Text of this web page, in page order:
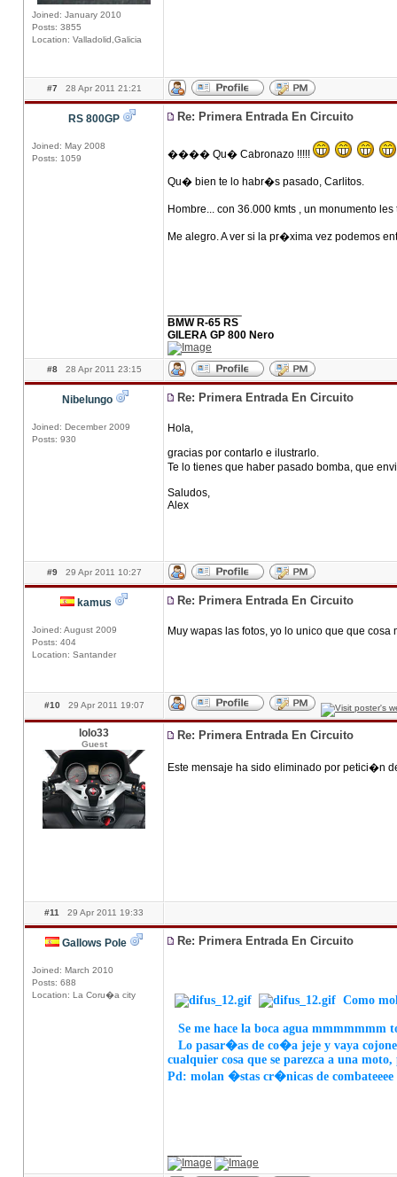
Joined: January 2010
Posts: 3855
Location: Valladolid,Galicia
#7 28 Apr 2011 21:21
RS 800GP
Joined: May 2008
Posts: 1059
Re: Primera Entrada En Circuito
���� Qu� Cabronazo !!!!!
Qu� bien te lo habr�s pasado, Carlitos.
Hombre... con 36.000 kmts , un monumento
Me alegro. A ver si la pr�xima vez podemos
BMW R-65 RS
GILERA GP 800 Nero
#8 28 Apr 2011 23:15
Nibelungo
Joined: December 2009
Posts: 930
Re: Primera Entrada En Circuito
Hola,
gracias por contarlo e ilustrarlo.
Te lo tienes que haber pasado bomba, que
Saludos,
Alex
#9 29 Apr 2011 10:27
kamus
Joined: August 2009
Posts: 404
Location: Santander
Re: Primera Entrada En Circuito
Muy wapas las fotos, yo lo unico que que
#10 29 Apr 2011 19:07
lolo33
Guest
Re: Primera Entrada En Circuito
Este mensaje ha sido eliminado por petici�n
#11 29 Apr 2011 19:33
Gallows Pole
Joined: March 2010
Posts: 688
Location: La Coru�a city
Re: Primera Entrada En Circuito
Como
Se me hace la boca agua
Lo pasar�as de co�a jeje y vaya
cualquier cosa que se parezca a una
Pd: molan �stas cr�nicas de combateeee